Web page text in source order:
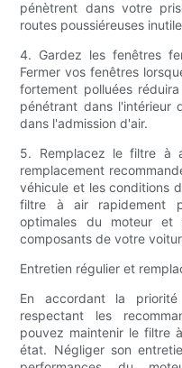
pénètrent dans votre
routes poussiéreuses
4. Gardez les fenêtres
Fermer vos fenêtres
fortement polluées
pénétrant dans l'intérieur
dans l'admission d'air.
5. Remplacez le filtre à
remplacement
véhicule et les conditions
filtre à air rapidement
optimales du moteur
composants de votre
Entretien régulier et
En accordant la
respectant les
pouvez maintenir le filtre
état. Négliger son